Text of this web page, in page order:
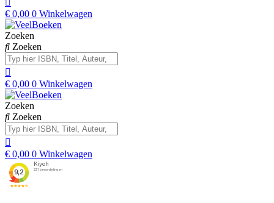
€ 0,00 0 Winkelwagen
Zoeken
Zoeken
€ 0,00 0 Winkelwagen
Zoeken
Zoeken
€ 0,00 0 Winkelwagen